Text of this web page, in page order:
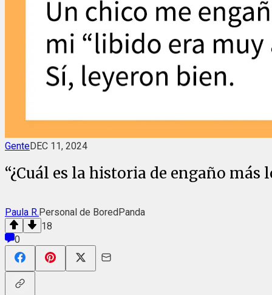
GenteDEC 11, 2024
“¿Cuál es la historia de engaño
Paula R.Personal de BoredPanda
18
0